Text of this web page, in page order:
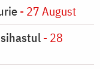
- 27 August
- 28